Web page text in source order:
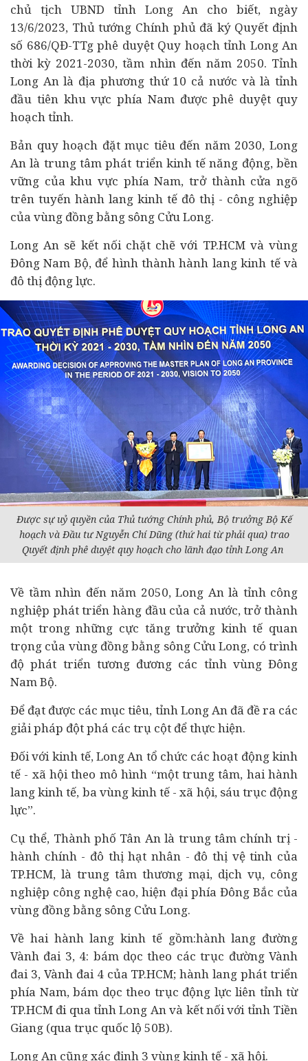
chủ tịch UBND tỉnh Long An cho biết, ngày
13/6/2023, Thủ tướng Chính phủ đã ký Quyết định
số 686/QĐ-TTg phê duyệt Quy hoạch tỉnh Long An
thời kỳ 2021-2030, tầm nhìn đến năm 2050. Tỉnh
Long An là địa phương thứ 10 cả nước và là tỉnh
đầu tiên khu vực phía Nam được phê duyệt quy
hoạch tỉnh.
Bản quy hoạch đặt mục tiêu đến năm 2030, Long
An là trung tâm phát triển kinh tế năng động, bền
vững của khu vực phía Nam, trở thành cửa ngõ
trên tuyến hành lang kinh tế đô thị - công nghiệp
của vùng đồng bằng sông Cửu Long.
Long An sẽ kết nối chặt chẽ với TP.HCM và vùng
Đông Nam Bộ, để hình thành hành lang kinh tế và
đô thị động lực.
Được sự uỷ quyền của Thủ tướng Chính phủ, Bộ trưởng Bộ Kế
hoạch và Đầu tư Nguyễn Chí Dũng (thứ hai từ phải qua) trao
Quyết định phê duyệt quy hoạch cho lãnh đạo tỉnh Long An
Về tầm nhìn đến năm 2050, Long An là tỉnh công
nghiệp phát triển hàng đầu của cả nước, trở thành
một trong những cực tăng trưởng kinh tế quan
trọng của vùng đồng bằng sông Cửu Long, có trình
độ phát triển tương đương các tỉnh vùng Đông
Nam Bộ.
Để đạt được các mục tiêu, tỉnh Long An đã đề ra các
giải pháp đột phá các trụ cột để thực hiện.
Đối với kinh tế, Long An tổ chức các hoạt động kinh
tế - xã hội theo mô hình “một trung tâm, hai hành
lang kinh tế, ba vùng kinh tế - xã hội, sáu trục động
lực”.
Cụ thể, Thành phố Tân An là trung tâm chính trị -
hành chính - đô thị hạt nhân - đô thị vệ tinh của
TP.HCM, là trung tâm thương mại, dịch vụ, công
nghiệp công nghệ cao, hiện đại phía Đông Bắc của
vùng đồng bằng sông Cửu Long.
Về hai hành lang kinh tế gồm:hành lang đường
Vành đai 3, 4: bám dọc theo các trục đường Vành
đai 3, Vành đai 4 của TP.HCM; hành lang phát triển
phía Nam, bám dọc theo trục động lực liên tỉnh từ
TP.HCM đi qua tỉnh Long An và kết nối với tỉnh Tiền
Giang (qua trục quốc lộ 50B).
Long An cũng xác định 3 vùng kinh tế - xã hội.